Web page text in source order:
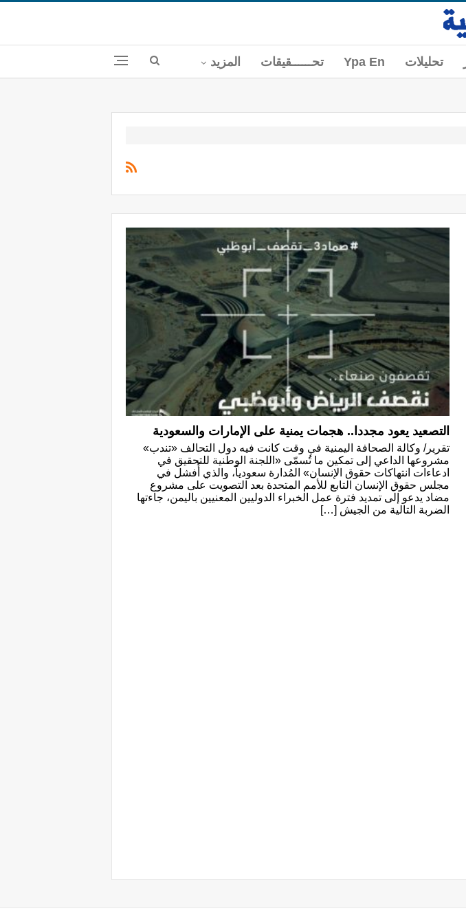
تحليلات Ypa En تحــــــقيقات المزيد
التصعيد يعود مجددا.. هجمات يمنية على الإمارات والسعودية
تقرير/ وكالة الصحافة اليمنية في وقت كانت فيه دول التحالف «تندب»
مشروعها الداعي إلى تمكين ما تُسمّى «اللجنة الوطنية للتحقيق في
ادعاءات انتهاكات حقوق الإنسان» المُدارة سعودياً، والذي أُفشل في
مجلس حقوق الإنسان التابع للأمم المتحدة بعد التصويت على مشروع
مضاد يدعو إلى تمديد فترة عمل الخبراء الدوليين المعنيين باليمن، جاءتها
الضربة التالية من الجيش […]